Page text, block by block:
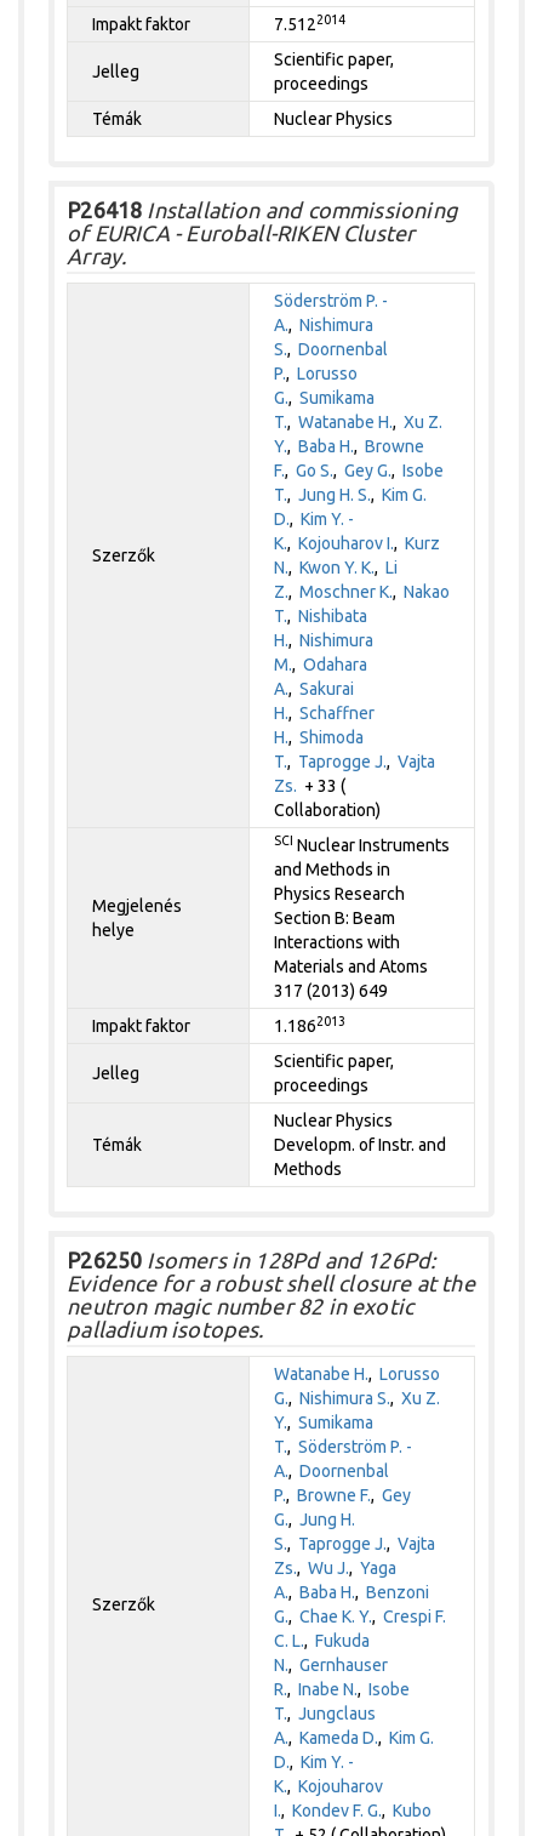
Impakt faktor
7.5122014
Jelleg
Scientific paper,
proceedings
Témák
Nuclear Physics
P26418 Installation and commissioning
of EURICA - Euroball-RIKEN Cluster
Array.
Szerzők
Söderström P. -
A.,Nishimura
S.,Doornenbal
P.,Lorusso
G.,Sumikama
T.,Watanabe H.,Xu Z.
Y.,Baba H.,Browne
F.,Go S.,Gey G.,Isobe
T.,Jung H. S.,Kim G.
D.,Kim Y. -
K.,Kojouharov I.,Kurz
N.,Kwon Y. K.,Li
Z.,Moschner K.,Nakao
T.,Nishibata
H.,Nishimura
M.,Odahara
A.,Sakurai
H.,Schaffner
H.,Shimoda
T., Taprogge J.,Vajta
Zs. + 33 (
Collaboration)
Megjelenés
helye
SCI Nuclear Instruments
and Methods in
Physics Research
Section B: Beam
Interactions with
Materials and Atoms
317 (2013) 649
Impakt faktor
1.1862013
Jelleg
Scientific paper,
proceedings
Témák
Nuclear Physics
Developm. of Instr. and
Methods
P26250 Isomers in 128Pd and 126Pd:
Evidence for a robust shell closure at the
neutron magic number 82 in exotic
palladium isotopes.
Szerzők
Watanabe H.,Lorusso
G.,Nishimura S.,Xu Z.
Y.,Sumikama
T.,Söderström P. -
A.,Doornenbal
P.,Browne F.,Gey
G.,Jung H.
S., Taprogge J.,Vajta
Zs.,Wu J.,Yaga
A.,Baba H.,Benzoni
G.,Chae K. Y.,Crespi F.
C. L.,Fukuda
N.,Gernhauser
R.,Inabe N.,Isobe
T.,Jungclaus
A.,Kameda D.,Kim G.
D.,Kim Y. -
K.,Kojouharov
I.,Kondev F. G.,Kubo